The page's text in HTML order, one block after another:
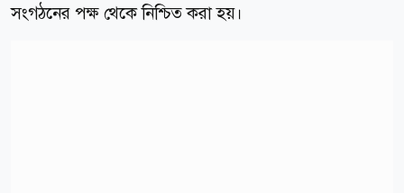
সংগঠনের পক্ষ থেকে নিশ্চিত করা হয়।